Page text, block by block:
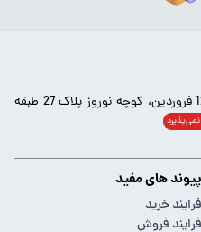
آدرس: تهران، میدان انقلاب، خیابان 12 فروردین، کوچه نوروز پلاک 27 طبقه
پیوند های مفید
فرایند خرید
فرایند فروش